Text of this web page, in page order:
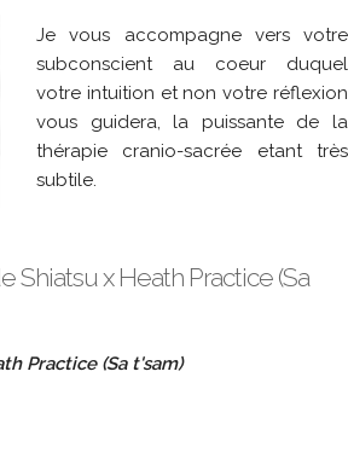
Je vous accompagne vers votre
subconscient au coeur duquel
votre intuition et non votre réflexion
vous guidera, la puissante de la
thérapie cranio-sacrée etant très
subtile.
Shiatsu x Heath Practice (Sa
Practice (Sa t'sam)